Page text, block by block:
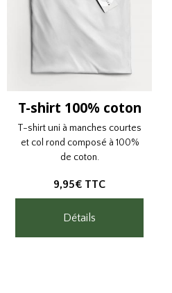
T-shirt 100% coton
T-shirt uni à manches courtes
et col rond composé à 100%
de coton.
9,95€ TTC
Détails